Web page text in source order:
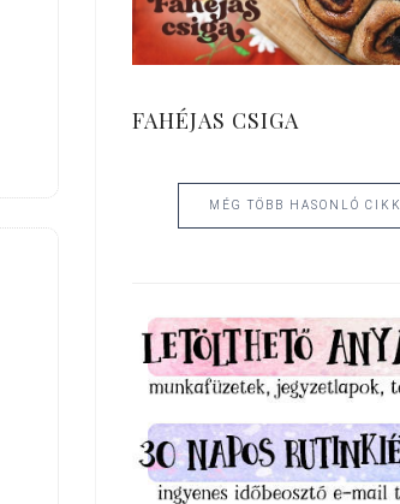
FAHÉJAS CSIGA
MÉG TÖBB HASONLÓ CIKK